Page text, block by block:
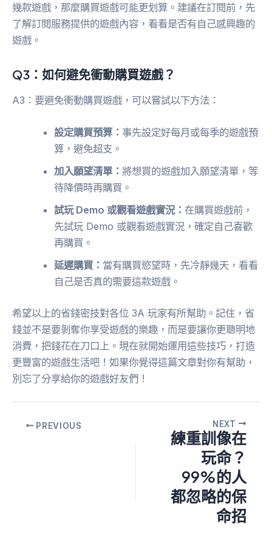
幾款遊戲，那麼購買遊戲可能更划算。建議在訂閱前，先
了解訂閱服務提供的遊戲內容，看看是否有自己感興趣的
遊戲。
Q3：如何避免衝動購買遊戲？
A3：要避免衝動購買遊戲，可以嘗試以下方法：
設定購買預算：事先設定好每月或每季的遊戲預
算，避免超支。
加入願望清單：將想買的遊戲加入願望清單，等
待降價時再購買。
試玩 Demo 或觀看遊戲實況：在購買遊戲前，
先試玩 Demo 或觀看遊戲實況，確定自己喜歡
再購買。
延遲購買： 當有購買慾望時，先冷靜幾天，看看
自己是否真的需要這款遊戲。
希望以上的省錢密技對各位 3A 玩家有所幫助。記住，省
錢並不是要剝奪你享受遊戲的樂趣，而是要讓你更聰明地
消費，把錢花在刀口上。現在就開始運用這些技巧，打造
更豐富的遊戲生活吧！如果你覺得這篇文章對你有幫助，
別忘了分享給你的遊戲好友們！
PREVIOUS NEXT
練重訓像在
玩命？
99%的人
都忽略的保
命招